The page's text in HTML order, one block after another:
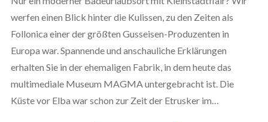
werfen einen Blick hinter die Kulissen, zu den Zeiten als
Follonica einer der größten Gusseisen-Produzenten in
Europa war. Spannende und anschauliche Erklärungen
erhalten Sie in der ehemaligen Fabrik, in dem heute das
multimediale Museum MAGMA untergebracht ist. Die
Küste vor Elba war schon zur Zeit der Etrusker im…